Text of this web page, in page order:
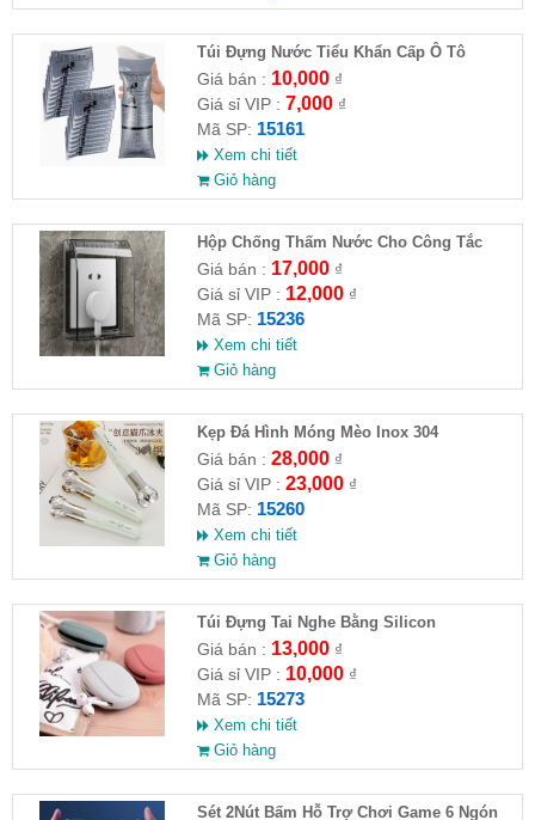
Túi Đựng Nước Tiểu Khẩn Cấp Ô Tô
Giá bán : 10,000₫
Giá sỉ VIP : 7,000₫
Mã SP: 15161
Xem chi tiết
Giỏ hàng
Hộp Chống Thấm Nước Cho Công Tắc
Phòng Tắm
Giá bán : 17,000₫
Giá sỉ VIP : 12,000₫
Mã SP: 15236
Xem chi tiết
Giỏ hàng
Kẹp Đá Hình Móng Mèo Inox 304
Giá bán : 28,000₫
Giá sỉ VIP : 23,000₫
Mã SP: 15260
Xem chi tiết
Giỏ hàng
Túi Đựng Tai Nghe Bằng Silicon
Giá bán : 13,000₫
Giá sỉ VIP : 10,000₫
Mã SP: 15273
Xem chi tiết
Giỏ hàng
Sét 2Nút Bấm Hỗ Trợ Chơi Game 6 Ngón